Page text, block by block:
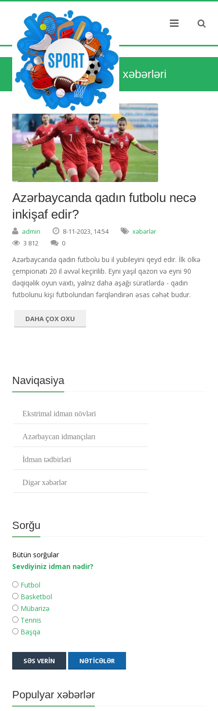
Dünya idman xəbərləri
Azərbaycanda qadın futbolu necə
inkişaf edir?
admin 8-11-2023, 14:54
xəbərlər
3 812
0
Azərbaycanda qadın futbolu bu il yubileyini qeyd edir. İlk ölkə
çempionatı 20 il əvvəl keçirilib. Eyni yaşıl qazon və eyni 90
dəqiqəlik oyun vaxtı, yalnız daha aşağı sürətlərdə - qadın
futbolunu kişi futbolundan fərqləndirən əsas cəhət budur.
DAHA ÇOX OXU
Naviqasiya
Ekstrimal idman növləri
Azərbaycan idmançıları
İdman tədbirləri
Digər xəbərlər
Sorğu
Bütün sorğular
Sevdiyiniz idman nədir?
Futbol
Basketbol
Mübarizə
Tennis
Başqa
SƏS VERIN NƏTICƏLƏR
Populyar xəbərlər